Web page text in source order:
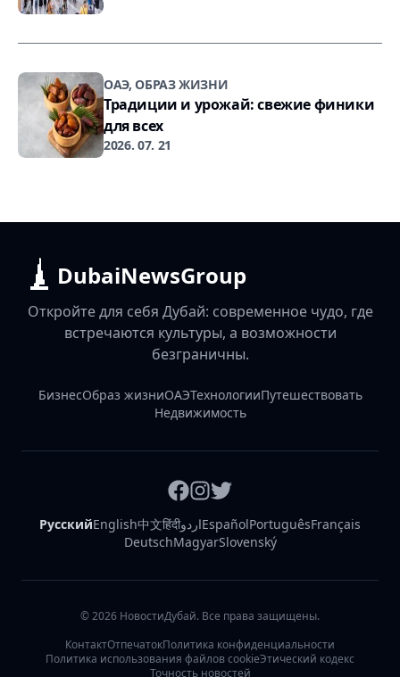
ОАЭ, ОБРАЗ ЖИЗНИ
Традиции и урожай: свежие финики
для всех
2026. 07. 21
DubaiNewsGroup
Откройте для себя Дубай: современное чудо, где
встречаются культуры, а возможности
безграничны.
БизнесОбраз жизниОАЭТехнологииПутешествовать
Недвижимость
РусскийEnglish中文हिंदीاردوEspañolPortuguêsFrançais
DeutschMagyarSlovenský
©2026 НовостиДубай. Все права защищены.
КонтактОтпечатокПолитика конфиденциальности
Политика использования файлов cookieЭтический кодекс
Точность новостей